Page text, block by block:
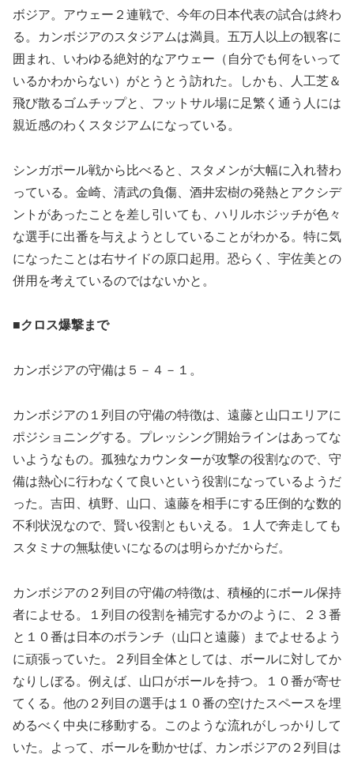
ボジア。アウェー２連戦で、今年の日本代表の試合は終わ
る。カンボジアのスタジアムは満員。五万人以上の観客に
囲まれ、いわゆる絶対的なアウェー（自分でも何をいって
いるかわからない）がとうとう訪れた。しかも、人工芝＆
飛び散るゴムチップと、フットサル場に足繁く通う人には
親近感のわくスタジアムになっている。
シンガポール戦から比べると、スタメンが大幅に入れ替わ
っている。金崎、清武の負傷、酒井宏樹の発熱とアクシデ
ントがあったことを差し引いても、ハリルホジッチが色々
な選手に出番を与えようとしていることがわかる。特に気
になったことは右サイドの原口起用。恐らく、宇佐美との
併用を考えているのではないかと。
■クロス爆撃まで
カンボジアの守備は５－４－１。
カンボジアの１列目の守備の特徴は、遠藤と山口エリアに
ポジショニングする。プレッシング開始ラインはあってな
いようなもの。孤独なカウンターが攻撃の役割なので、守
備は熱心に行わなくて良いという役割になっているようだ
った。吉田、槙野、山口、遠藤を相手にする圧倒的な数的
不利状況なので、賢い役割ともいえる。１人で奔走しても
スタミナの無駄使いになるのは明らかだからだ。
カンボジアの２列目の守備の特徴は、積極的にボール保持
者によせる。１列目の役割を補完するかのように、２３番
と１０番は日本のボランチ（山口と遠藤）までよせるよう
に頑張っていた。２列目全体としては、ボールに対してか
なりしぼる。例えば、山口がボールを持つ。１０番が寄せ
てくる。他の２列目の選手は１０番の空けたスペースを埋
めるべく中央に移動する。このような流れがしっかりして
いた。よって、ボールを動かせば、カンボジアの２列目は